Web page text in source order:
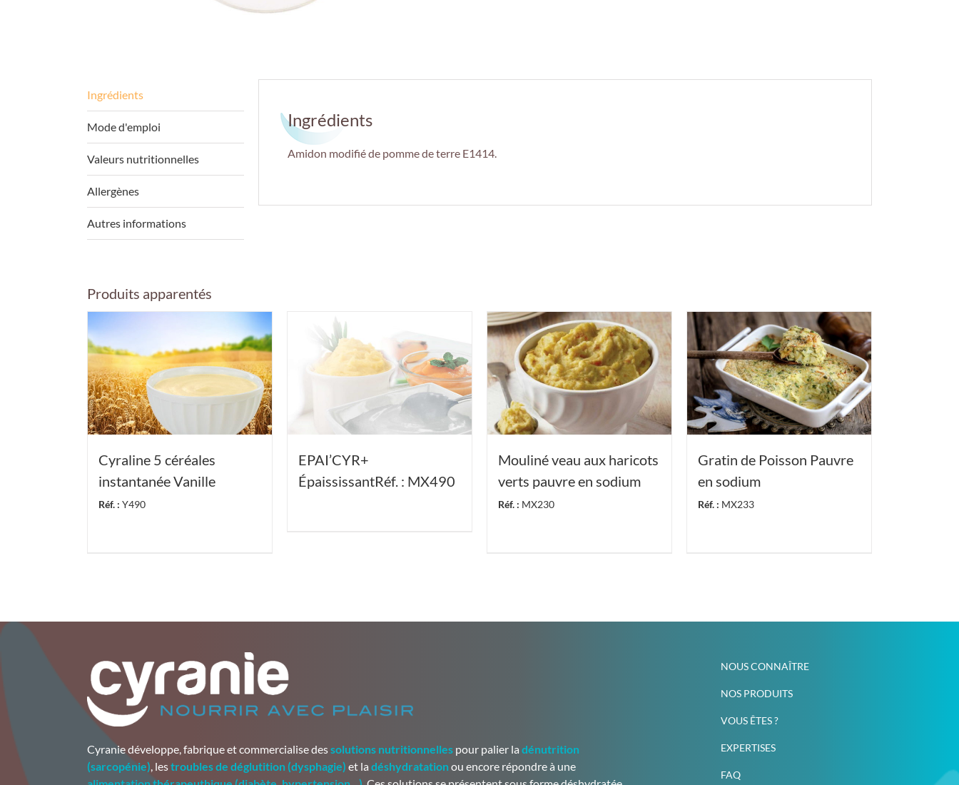
Mode d'emploi
Valeurs nutritionnelles
Allergènes
Autres informations
Ingrédients
Amidon modifié de pomme de terre E1414.
Produits apparentés
Cyraline 5 céréales
instantanée Vanille
Réf. : Y490
EPAI’CYR+
ÉpaississantRéf. : MX490
Mouliné veau aux haricots
verts pauvre en sodium
Réf. : MX230
Gratin de Poisson Pauvre
en sodium
Réf. : MX233
Cyranie développe, fabrique et commercialise dessolutions nutritionnelles pour palier la dénutrition
(sarcopénie) , lestroubles de déglutition (dysphagie) et la déshydratation ou encore répondre à une
NOUS CONNAÎTRE
NOS PRODUITS
VOUS ÊTES ?
EXPERTISES
FAQ